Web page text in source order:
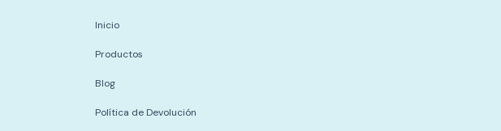
Inicio
Productos
Blog
Política de Devolución